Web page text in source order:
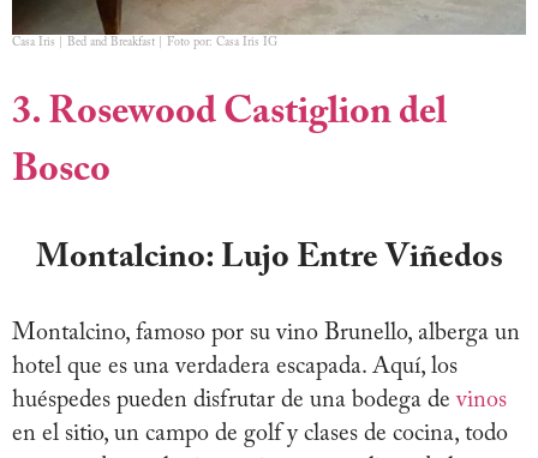
Casa Iris | Bed and Breakfast | Foto por: Casa Iris IG
3. Rosewood Castiglion del
Bosco
Montalcino: Lujo Entre Viñedos
Montalcino, famoso por su vino Brunello, alberga un
hotel que es una verdadera escapada. Aquí, los
huéspedes pueden disfrutar de una bodega devinos
en el sitio, un campo de golf y clases de cocina, todo